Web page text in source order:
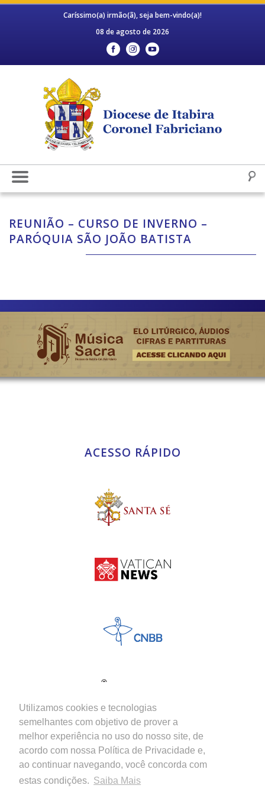
Utilizamos cookies e tecnologias
semelhantes com objetivo de prover a
melhor experiência no uso do nosso site, de
acordo com nossa Política de Privacidade e,
ao continuar navegando, você concorda com
estas condições. Saiba Mais
Caríssimo(a) irmão(ã), seja bem-vindo(a)!
08 de agosto de 2026
REUNIÃO – CURSO DE INVERNO –
PARÓQUIA SÃO JOÃO BATISTA
ACESSO RÁPIDO